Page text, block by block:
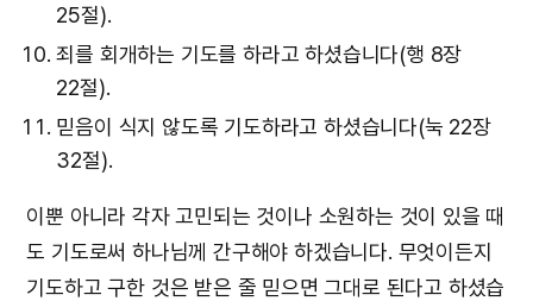
25절).
죄를 회개하는 기도를 하라고 하셨습니다(행 8장
22절).
믿음이 식지 않도록 기도하라고 하셨습니다(눅 22장
32절).
이뿐 아니라 각자 고민되는 것이나 소원하는 것이 있을 때
도 기도로써 하나님께 간구해야 하겠습니다. 무엇이든지
기도하고 구한 것은 받은 줄 믿으면 그대로 된다고 하셨습